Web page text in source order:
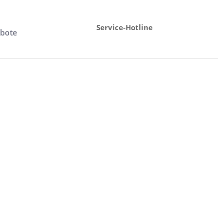
Service-Hotline